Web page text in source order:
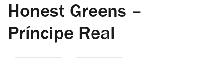
Honest Greens –
Príncipe Real